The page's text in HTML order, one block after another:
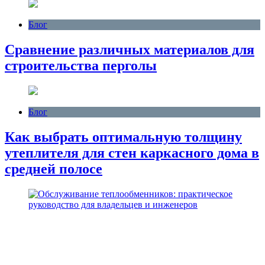
Блог
Сравнение различных материалов для
строительства перголы
Блог
Как выбрать оптимальную толщину
утеплителя для стен каркасного дома в
средней полосе